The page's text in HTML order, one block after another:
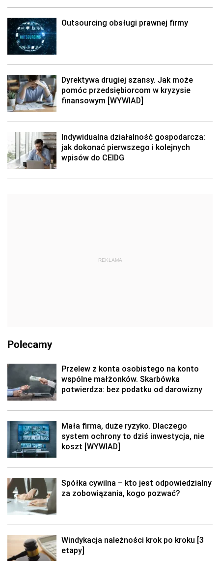
Outsourcing obsługi prawnej firmy
Dyrektywa drugiej szansy. Jak może
pomóc przedsiębiorcom w kryzysie
finansowym [WYWIAD]
Indywidualna działalność gospodarcza:
jak dokonać pierwszego i kolejnych
wpisów do CEIDG
REKLAMA
Polecamy
Przelew z konta osobistego na konto
wspólne małżonków. Skarbówka
potwierdza: bez podatku od darowizny
Mała firma, duże ryzyko. Dlaczego
system ochrony to dziś inwestycja, nie
koszt [WYWIAD]
Spółka cywilna – kto jest odpowiedzialny
za zobowiązania, kogo pozwać?
Windykacja należności krok po kroku [3
etapy]